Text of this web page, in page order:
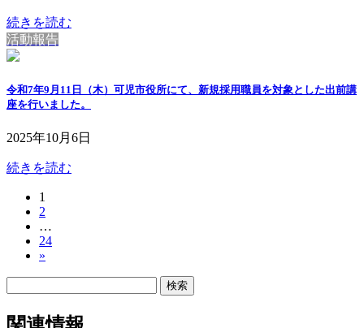
続きを読む
活動報告
令和7年9月11日（木）可児市役所にて、新規採用職員を対象とした出前講
座を行いました。
2025年10月6日
続きを読む
ペ
固
定
ペ
ー
ジ
1
固
定
ペ
ー
ジ
2
…
固
定
ペ
ー
24
»